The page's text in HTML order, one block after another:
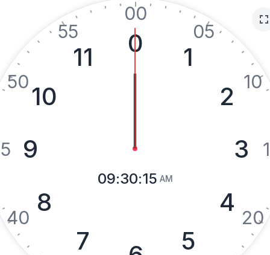
0
1
2
3
4
5
7
8
9
10
11
00
05
10
20
40
50
55
09:30:15 AM